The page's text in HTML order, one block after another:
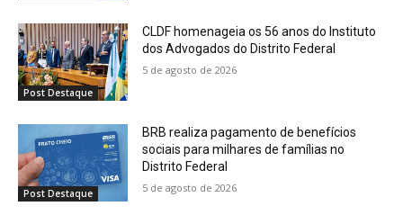
Post Destaque
CLDF homenageia os 56 anos do Instituto
dos Advogados do Distrito Federal
5 de agosto de 2026
Post Destaque
BRB realiza pagamento de benefícios
sociais para milhares de famílias no
Distrito Federal
5 de agosto de 2026